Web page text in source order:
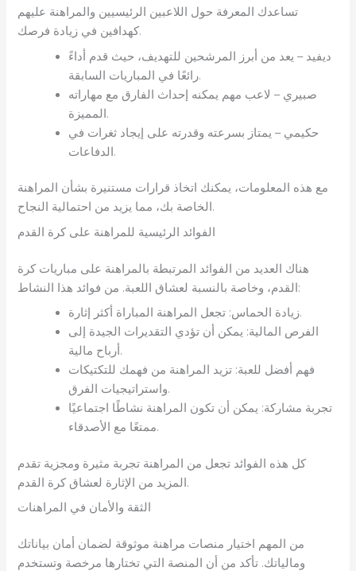
تساعدك المعرفة حول اللاعبين الرئيسيين والمراهنة عليهم
كهدافين في زيادة فرصك.
ديفيد – يعد من أبرز المرشحين للتهديف، حيث قدم أداءً
رائعًا في المباريات السابقة.
صبيري – لاعب مهم يمكنه إحداث الفارق مع مهاراته
المميزة.
حكيمي – يمتاز بسرعته وقدرته على إيجاد ثغرات في
الدفاعات.
مع هذه المعلومات، يمكنك اتخاذ قرارات مستنيرة بشأن المراهنة
الخاصة بك، مما يزيد من احتمالية النجاح.
الفوائد الرئيسية للمراهنة على كرة القدم
هناك العديد من الفوائد المرتبطة بالمراهنة على مباريات كرة
القدم، وخاصة بالنسبة لعشاق اللعبة. من فوائد هذا النشاط:
زيادة الحماس: تجعل المراهنة المباراة أكثر إثارة.
الفرص المالية: يمكن أن تؤدي التقديرات الجيدة إلى
أرباح مالية.
فهم أفضل للعبة: تزيد المراهنة من فهمك للتكتيكات
واستراتيجيات الفرق.
تجربة مشاركة: يمكن أن تكون المراهنة نشاطًا اجتماعيًا
ممتعًا مع الأصدقاء.
كل هذه الفوائد تجعل من المراهنة تجربة مثيرة ومجزية تقدم
المزيد من الإثارة لعشاق كرة القدم.
الثقة والأمان في المراهنات
من المهم اختيار منصات مراهنة موثوقة لضمان أمان بياناتك
ومالياتك. تأكد من أن المنصة التي تختارها مرخصة وتستخدم